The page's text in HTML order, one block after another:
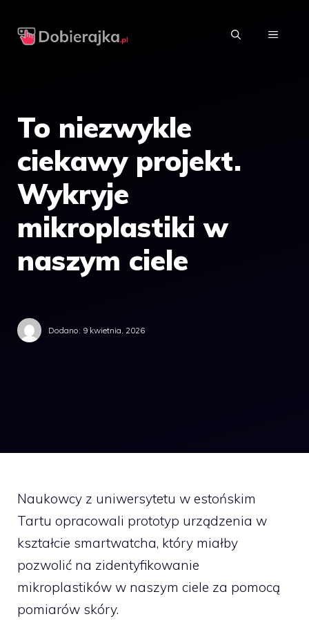
MENU
To niezwykle
ciekawy projekt.
Wykryje
mikroplastiki w
naszym ciele
Dodano: 9 kwietnia, 2026
Naukowcy z uniwersytetu w estońskim
Tartu opracowali prototyp urządzenia w
kształcie smartwatcha, który miałby
pozwolić na zidentyfikowanie
mikroplastików w naszym ciele za pomocą
pomiarów skóry.